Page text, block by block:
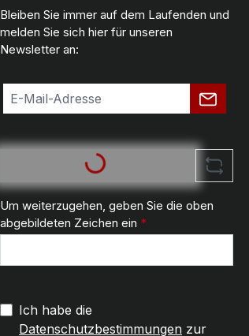
Bleiben Sie immer auf dem Laufenden und
melden Sie sich hier für unseren
Newsletter an:
Um weiterzugehen, geben Sie die oben
abgebildeten Zeichen ein *
Ich habe die
Datenschutzbestimmungen zur